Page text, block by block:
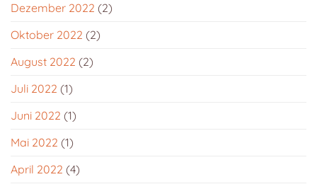
Dezember 2022 (2)
Oktober 2022 (2)
August 2022 (2)
Juli 2022 (1)
Juni 2022 (1)
Mai 2022 (1)
April 2022 (4)